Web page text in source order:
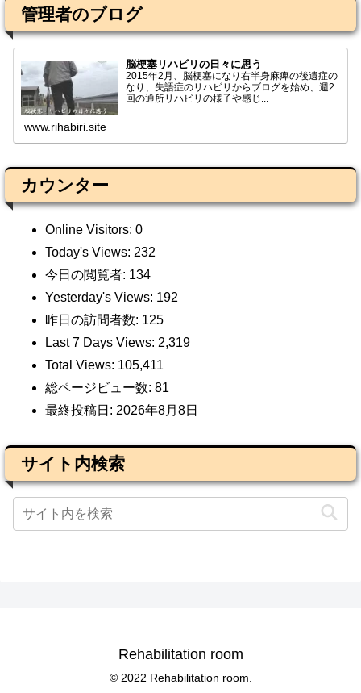
管理者のブログ
脳梗塞リハビリの日々に思う
2015年2月、脳梗塞になり右半身麻痺の後遺症の
なり、失語症のリハビリからブログを始め、週2
回の通所リハビリの様子や感じ...
www.rihabiri.site
カウンター
Online Visitors: 0
Today's Views: 232
今日の閲覧者: 134
Yesterday's Views: 192
昨日の訪問者数: 125
Last 7 Days Views: 2,319
Total Views: 105,411
総ページビュー数: 81
最終投稿日: 2026年8月8日
サイト内検索
Rehabilitation room
© 2022 Rehabilitation room.